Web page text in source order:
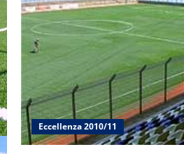
Eccellenza 2010/11